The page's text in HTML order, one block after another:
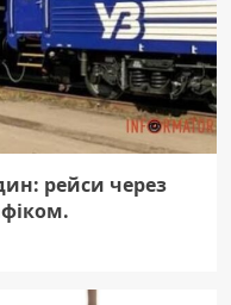
рейси через